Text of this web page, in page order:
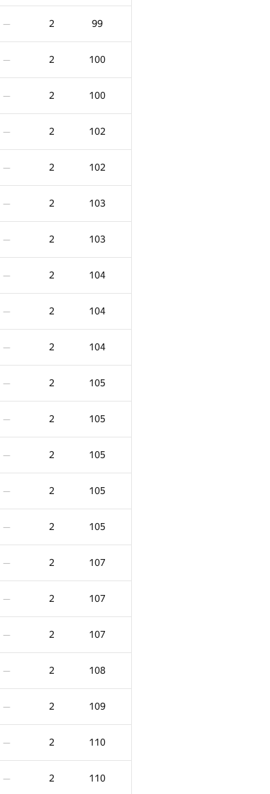
— 2 99
— 2 100
— 2 100
— 2 102
— 2 102
— 2 103
— 2 103
— 2 104
— 2 104
— 2 104
— 2 105
— 2 105
— 2 105
— 2 105
— 2 105
— 2 107
— 2 107
— 2 107
— 2 108
— 2 109
— 2 110
— 2 110
0/7
2 86